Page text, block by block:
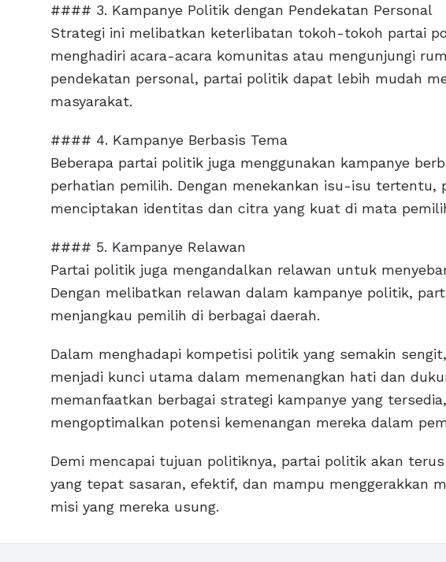
#### 3. Kampanye Politik dengan Pendekatan Personal
Strategi ini melibatkan keterlibatan tokoh-tokoh partai
menghadiri acara-acara komunitas atau mengunjungi
pendekatan personal, partai politik dapat lebih mudah
masyarakat.
#### 4. Kampanye Berbasis Tema
Beberapa partai politik juga menggunakan kampanye
perhatian pemilih. Dengan menekankan isu-isu
menciptakan identitas dan citra yang kuat di mata
#### 5. Kampanye Relawan
Partai politik juga mengandalkan relawan untuk
Dengan melibatkan relawan dalam kampanye politik,
menjangkau pemilih di berbagai daerah.
Dalam menghadapi kompetisi politik yang semakin
menjadi kunci utama dalam memenangkan hati dan
memanfaatkan berbagai strategi kampanye yang
mengoptimalkan potensi kemenangan mereka dalam
Demi mencapai tujuan politiknya, partai politik akan
yang tepat sasaran, efektif, dan mampu menggerakkan
misi yang mereka usung.